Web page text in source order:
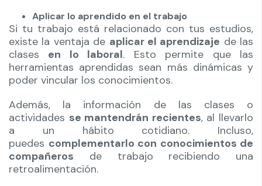
Aplicar lo aprendido en el trabajo
Si tu trabajo está relacionado con tus estudios,
existe la ventaja de aplicar el aprendizaje de las
clases en lo laboral. Esto permite que las
herramientas aprendidas sean más dinámicas y
poder vincular los conocimientos.
Además, la información de las clases o
actividades se mantendrán recientes, al llevarlo
a un hábito cotidiano. Incluso,
puedes complementarlo con conocimientos de
compañeros de trabajo recibiendo una
retroalimentación.